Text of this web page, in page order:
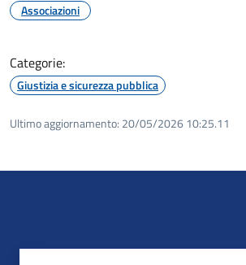
Associazioni
Categorie:
Giustizia e sicurezza pubblica
Ultimo aggiornamento: 20/05/2026 10:25.11